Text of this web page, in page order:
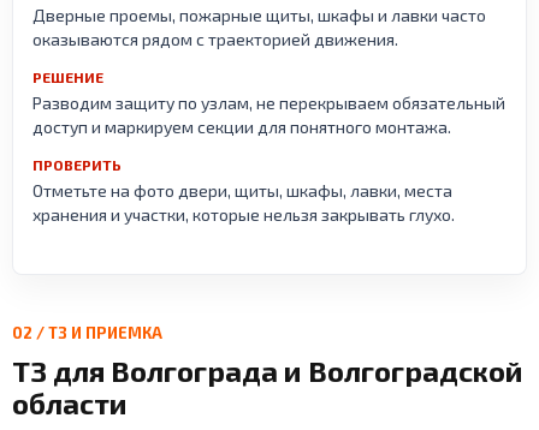
Дверные проемы, пожарные щиты, шкафы и лавки часто
оказываются рядом с траекторией движения.
РЕШЕНИЕ
Разводим защиту по узлам, не перекрываем обязательный
доступ и маркируем секции для понятного монтажа.
ПРОВЕРИТЬ
Отметьте на фото двери, щиты, шкафы, лавки, места
хранения и участки, которые нельзя закрывать глухо.
02 / ТЗ И ПРИЕМКА
ТЗ для Волгограда и Волгоградской
области